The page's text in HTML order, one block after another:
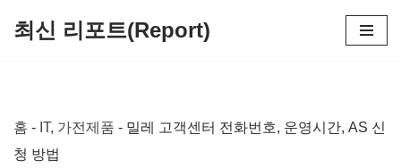
로
건
최신 리포트(Report)
홈 - IT, 가전제품 - 밀레 고객센터 전화번호, 운영시간, AS 신
청 방법